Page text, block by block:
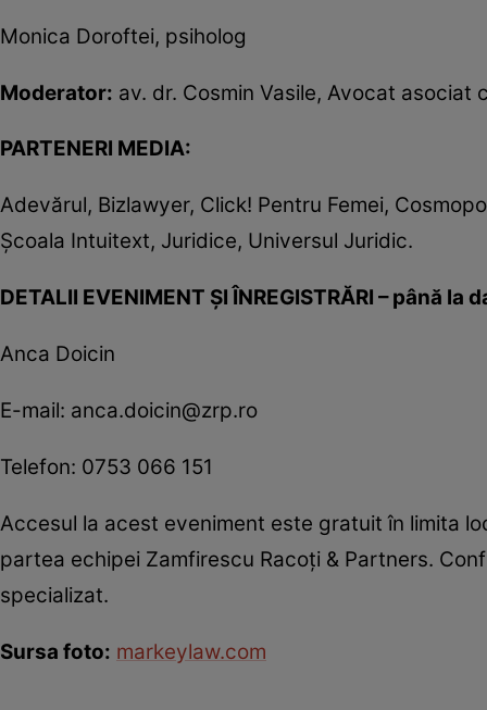
Monica Doroftei, psiholog
Moderator: av. dr. Cosmin Vasile, Avocat
PARTENERI MEDIA:
Adevărul, Bizlawyer, Click! Pentru Femei,
Şcoala Intuitext, Juridice, Universul Juridic.
DETALII EVENIMENT ŞI ÎNREGISTRĂRI – până
Anca Doicin
E-mail: anca.doicin@zrp.ro
Telefon: 0753 066 151
Accesul la acest eveniment este gratuit în limita
partea echipei Zamfirescu Racoţi & Partners.
specializat.
Sursa foto: markeylaw.com